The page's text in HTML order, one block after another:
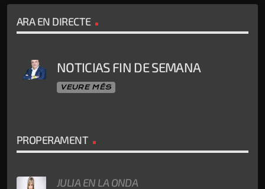
ARA EN DIRECTE
NOTICIAS FIN DE SEMANA
VEURE MÉS
PROPERAMENT
JULIA EN LA ONDA